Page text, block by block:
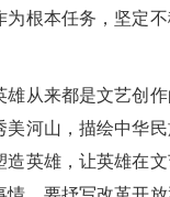
根本任务，坚定
来都是文艺创作
河山，描绘中华
英雄，让英雄在